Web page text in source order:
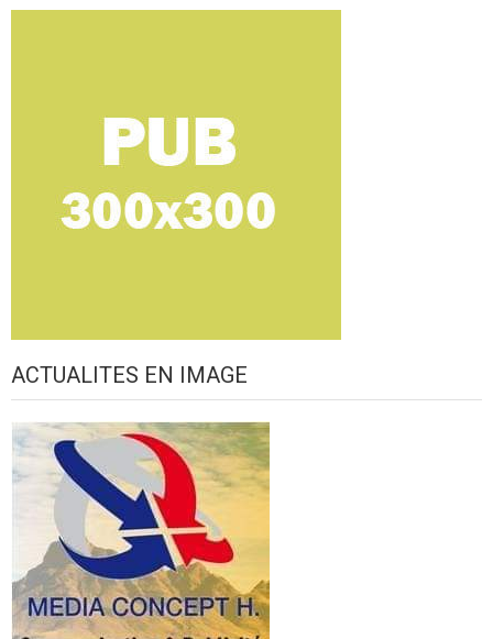
ACTUALITES EN IMAGE